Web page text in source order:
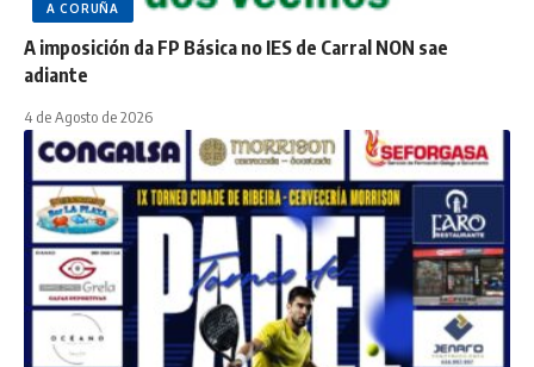
A CORUÑA
A imposición da FP Básica no IES de Carral NON sae
adiante
4 de Agosto de 2026